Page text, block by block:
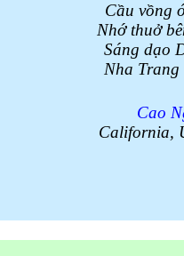
Cầu vồng
Nhớ thuở
Sáng dạo
Nha
Cao
California,